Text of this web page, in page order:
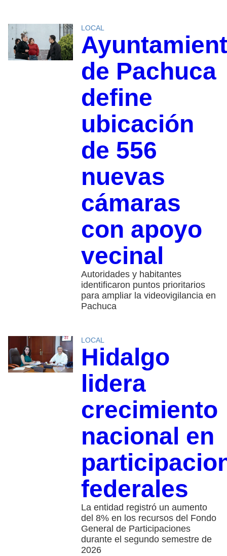
LOCAL
de Pachuca
define
ubicación
de 556
nuevas
cámaras
con apoyo
vecinal
Autoridades y habitantes
identificaron puntos prioritarios
para ampliar la videovigilancia en
Pachuca
LOCAL
Hidalgo
lidera
crecimiento
nacional en
federales
La entidad registró un aumento
del 8% en los recursos del Fondo
General de Participaciones
durante el segundo semestre de
2026